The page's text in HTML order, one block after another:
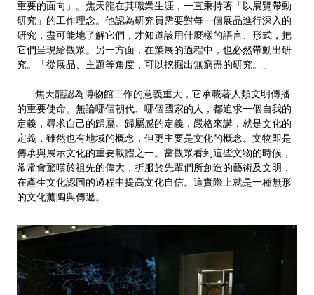
重要的面向」。焦天龍在其職業生涯，一直秉持著「以展覽帶動
研究」的工作理念。他認為研究員需要對每一個展品進行深入的
研究，盡可能地了解它們，才知道該用什麼樣的語言、形式，把
它們呈現給觀眾。另一方面，在策展的過程中，也必然帶動出研
究。「從展品、主題等角度，可以挖掘出無窮盡的研究。」
焦天龍認為博物館工作的意義重大，它承載著人類文明傳播
的重要使命。無論哪個朝代、哪個國家的人，都追求一個自我的
定義，尋求自己的歸屬。歸屬感的定義，嚴格來講，就是文化的
定義，雖然也有地域的概念，但更主要是文化的概念。文物即是
傳承與展示文化的重要載體之一。當觀眾看到這些文物的時候，
常常會驚嘆於祖先的偉大，折服於先輩們所創造的藝術及文明，
在產生文化認同的過程中提高文化自信。這實際上就是一種無形
的文化薰陶與傳遞。